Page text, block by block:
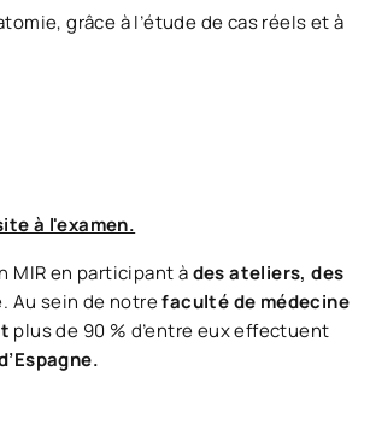
grâce à l’étude de cas réels et à
à l'examen.
MIR en participant àdes ateliers, des
Au sein de notrefaculté de médecine
plus de 90 % d’entre eux effectuent